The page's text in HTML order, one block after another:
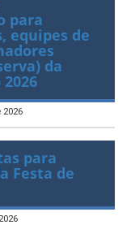
para
de
da
para
Festa de